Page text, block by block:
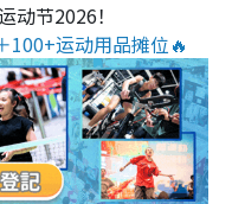
动节2026！
100+运动用品摊位🔥